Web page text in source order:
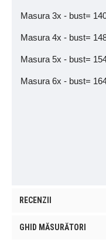
Masura 3x - bust=
Masura 4x - bust=
Masura 5x - bust=
Masura 6x - bust=
RECENZII
GHID MĂSURĂTORI